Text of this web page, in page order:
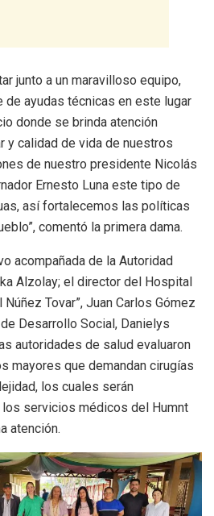
junto a un maravilloso equipo,
de ayudas técnicas en este lugar
donde se brinda atención
y calidad de vida de nuestros
de nuestro presidente Nicolás
Ernesto Luna este tipo de
así fortalecemos las políticas
comentó la primera dama.
acompañada de la Autoridad
Alzolay; el director del Hospital
Tovar”, Juan Carlos Gómez
Desarrollo Social, Danielys
autoridades de salud evaluaron
mayores que demandan cirugías
los cuales serán
servicios médicos del Humnt
atención.